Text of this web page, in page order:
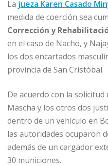
La jueza Karen Casado
medida de coerción sea
Corrección y
en el caso de Nacho, y
los dos encartados
provincia de San Cristóbal.
De acuerdo con la solicitud
Mascha y los otros dos
dentro de un vehículo en
las autoridades ocuparon
además de un cargador
30 municiones.